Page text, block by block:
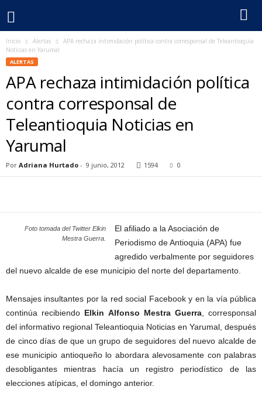
Inicio Alertas
APA rechaza intimidación política contra corresponsal de Teleantioquia
Noticias en Yarumal
ALERTAS
APA rechaza intimidación política
contra corresponsal de
Teleantioquia Noticias en
Yarumal
Por Adriana Hurtado - 9 junio, 2012 1594 0
Foto tomada del Twitter Elkin
Mestra Guerra.
El afiliado a la Asociación de
Periodismo de Antioquia (APA) fue
agredido verbalmente por seguidores
del nuevo alcalde de ese municipio del norte del departamento.
Mensajes insultantes por la red social Facebook y en la vía pública
continúa recibiendo Elkin Alfonso Mestra Guerra, corresponsal
del informativo regional Teleantioquia Noticias en Yarumal, después
de cinco días de que un grupo de seguidores del nuevo alcalde de
ese municipio antioqueño lo abordara alevosamente con palabras
desobligantes mientras hacía un registro periodístico de las
elecciones atípicas, el domingo anterior.